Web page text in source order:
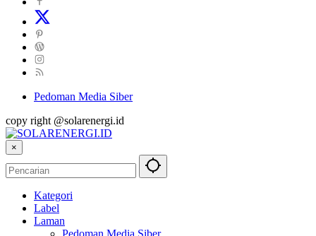
Pedoman Media Siber
copy right @solarenergi.id
×
Kategori
Label
Laman
Pedoman Media Siber